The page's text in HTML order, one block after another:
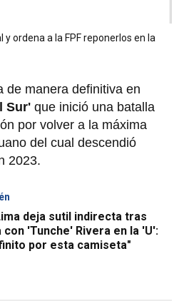
ordena a la FPF reponerlos en la
de manera definitiva en
Sur' que inició una batalla
por volver a la máxima
del cual descendió
2023.
deja sutil indirecta tras
con 'Tunche' Rivera en la 'U':
por esta camiseta"